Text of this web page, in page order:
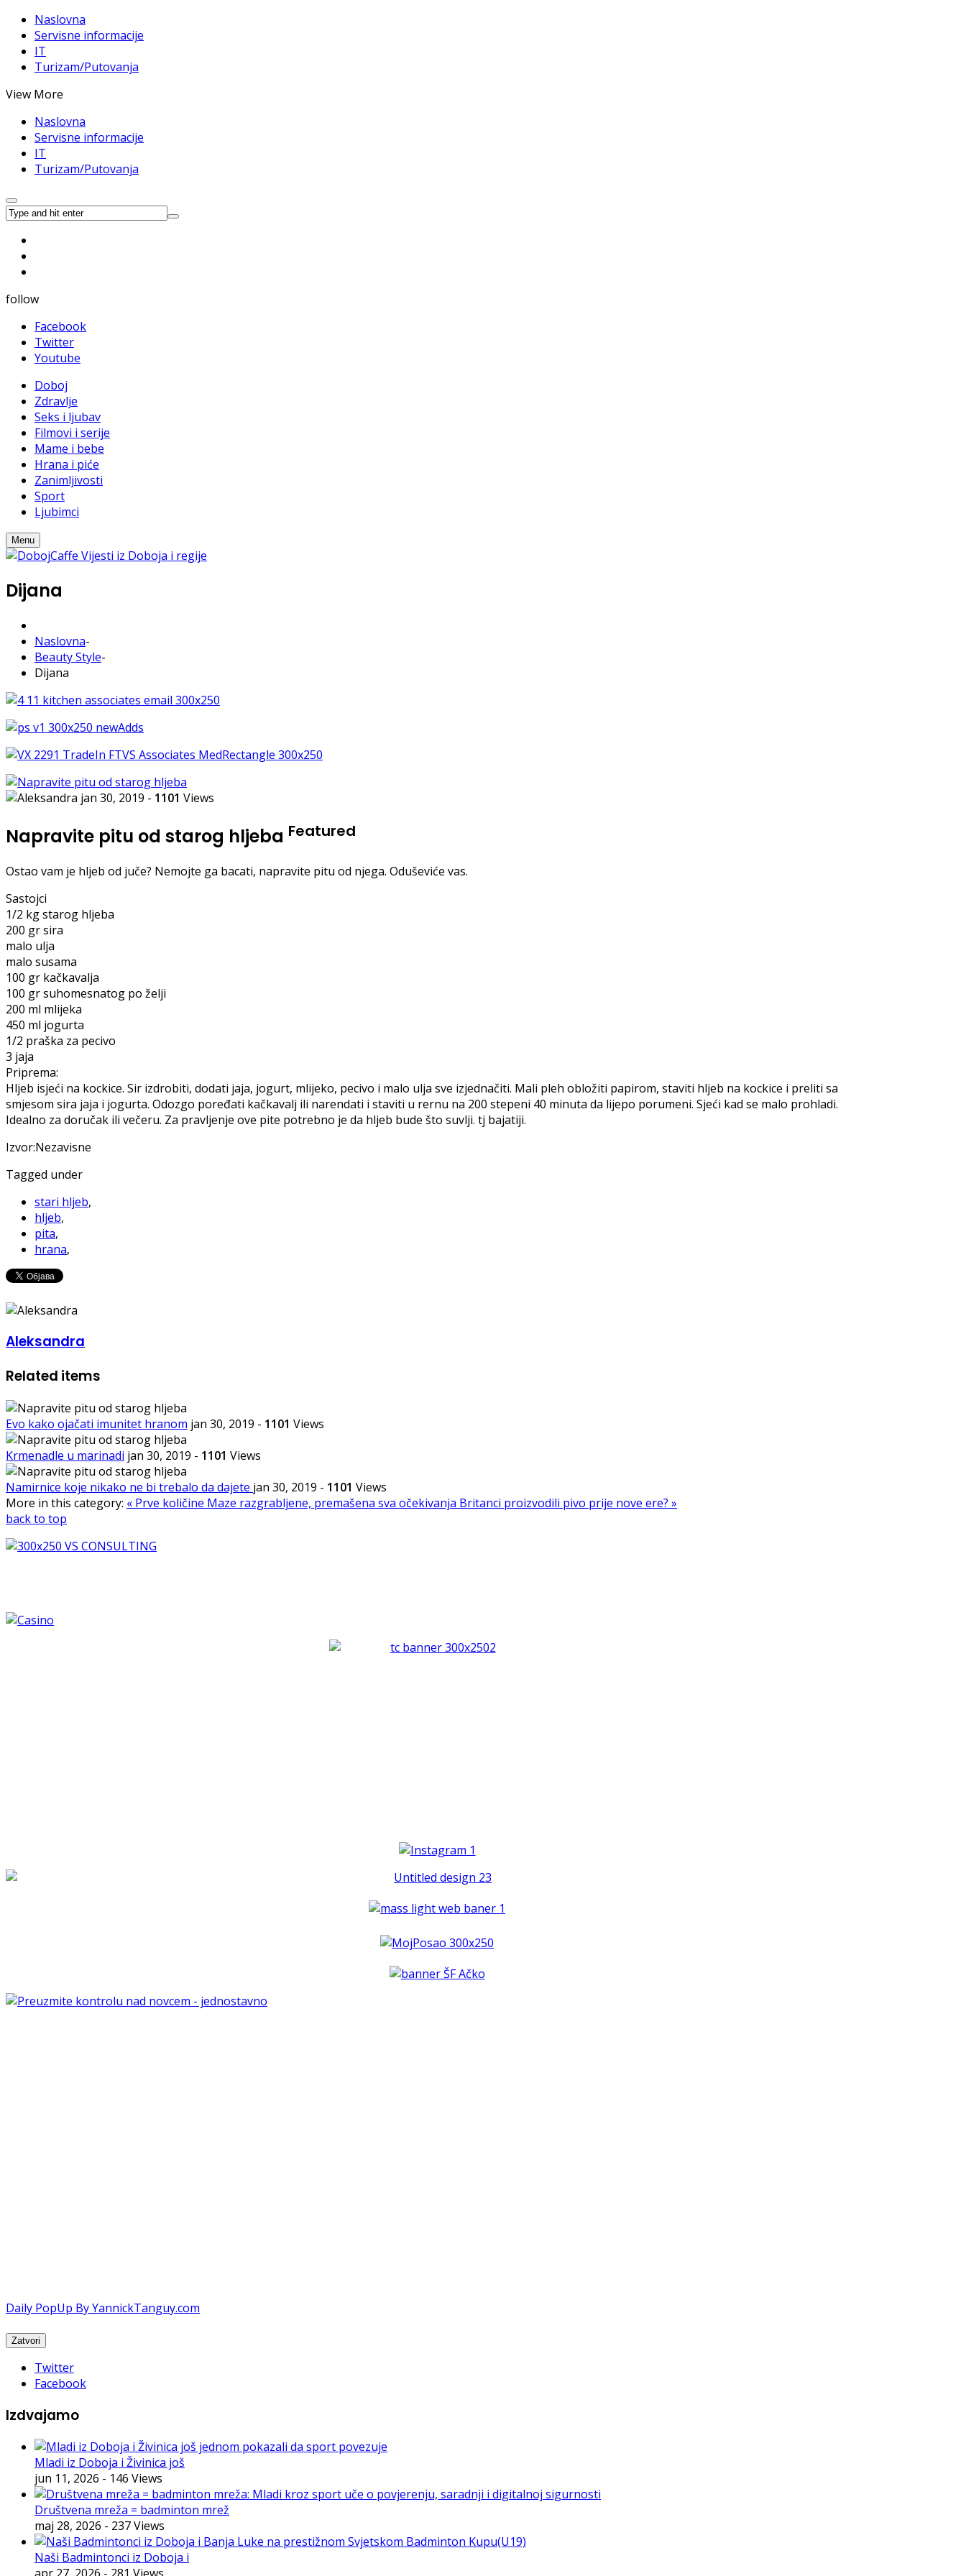
Naslovna
Servisne informacije
IT
Turizam/Putovanja
View More
Naslovna
Servisne informacije
IT
Turizam/Putovanja
follow
Facebook
Twitter
Youtube
Doboj
Zdravlje
Seks i ljubav
Filmovi i serije
Mame i bebe
Hrana i piće
Zanimljivosti
Sport
Ljubimci
Menu
Dijana
Naslovna-
Beauty Style-
Dijana
jan 30, 2019 - 1101 Views
Napravite pitu od starog hljeba Featured
Ostao vam je hljeb od juče? Nemojte ga bacati, napravite pitu od njega. Oduševiće vas.
Sastojci
1/2 kg starog hljeba
200 gr sira
malo ulja
malo susama
100 gr kačkavalja
100 gr suhomesnatog po želji
200 ml mlijeka
450 ml jogurta
1/2 praška za pecivo
3 jaja
Priprema:
Hljeb isjeći na kockice. Sir izdrobiti, dodati jaja, jogurt, mlijeko, pecivo i malo ulja sve izjednačiti. Mali pleh obložiti papirom, staviti hljeb na kockice i preliti sa
smjesom sira jaja i jogurta. Odozgo poređati kačkavalj ili narendati i staviti u rernu na 200 stepeni 40 minuta da lijepo porumeni. Sjeći kad se malo prohladi.
Idealno za doručak ili večeru. Za pravljenje ove pite potrebno je da hljeb bude što suvlji. tj bajatiji.
Izvor:Nezavisne
Tagged under
stari hljeb,
hljeb,
pita,
hrana,
Aleksandra
Related items
Evo kako ojačati imunitet hranom jan 30, 2019 - 1101 Views
Krmenadle u marinadi jan 30, 2019 - 1101 Views
Namirnice koje nikako ne bi trebalo da dajete jan 30, 2019 - 1101 Views
More in this category: « Prve količine Maze razgrabljene, premašena sva očekivanja Britanci proizvodili pivo prije nove ere? »
back to top
Daily PopUp By YannickTanguy.com
Twitter
Facebook
Izdvajamo
Mladi iz Doboja i Živinica još
jun 11, 2026 - 146 Views
Društvena mreža = badminton mrež
maj 28, 2026 - 237 Views
Naši Badmintonci iz Doboja i